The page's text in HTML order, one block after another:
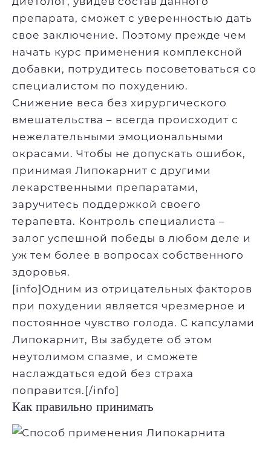
препарата, сможет с уверенностью дать
свое заключение. Поэтому прежде чем
начать курс применения комплексной
добавки, потрудитесь посоветоваться со
специалистом по похудению.
Снижение веса без хирургического
вмешательства – всегда происходит с
нежелательными эмоциональными
окрасами. Чтобы не допускать ошибок,
принимая Липокарнит с другими
лекарственными препаратами,
заручитесь поддержкой своего
терапевта. Контроль специалиста –
залог успешной победы в любом деле и
уж тем более в вопросах собственного
здоровья.
[info]Одним из отрицательных факторов
при похудении является чрезмерное и
постоянное чувство голода. С капсулами
Липокарнит, Вы забудете об этом
неутолимом спазме, и сможете
наслаждаться едой без страха
поправится.[/info]
Как правильно принимать